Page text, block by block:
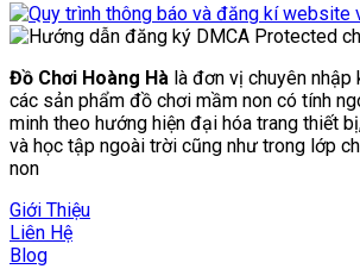
Đồ Chơi Hoàng Hà là đơn vị chuyên
các sản phẩm đồ chơi mầm non có tính
minh theo hướng hiện đại hóa trang thiết
và học tập ngoài trời cũng như trong lớp
non
Giới Thiệu
Liên Hệ
Blog